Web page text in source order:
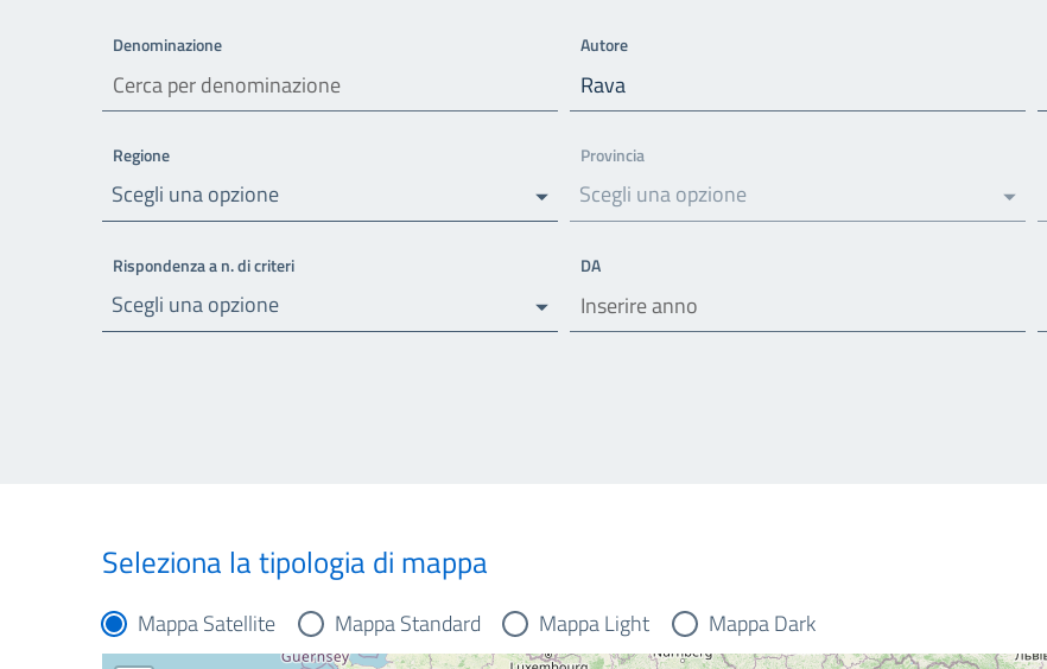
Denominazione Autore
Regione
Scegli una opzione
Provincia
Scegli una opzione
Rispondenza a n. di criteri
Scegli una opzione
DA
Seleziona la tipologia di mappa
Mappa Satellite Mappa Standard Mappa Light Mappa Dark